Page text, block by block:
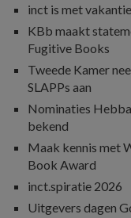
inct is met vakantie
KBb maakt
Fugitive Books
Tweede Kamer
SLAPPs aan
Nominaties
bekend
Maak kennis met
Book Award
inct.spiratie 2026
Uitgevers dagen